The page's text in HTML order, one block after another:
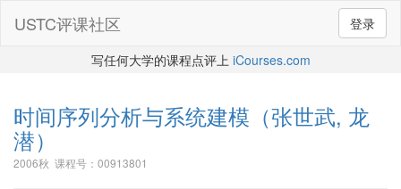
登录
USTC评课社区
写任何大学的课程点评上 iCourses.com
时间序列分析与系统建模 （张世武, 龙
潜）
2006秋 课程号：00913801